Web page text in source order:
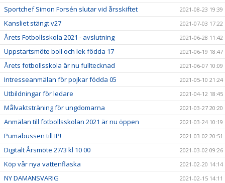
Sportchef Simon Forsén slutar vid årsskiftet 2021-08-23 19:39
Kansliet stängt v27 2021-07-03 17:22
Årets Fotbollsskola 2021 - avslutning 2021-06-28 11:42
Uppstartsmöte boll och lek födda 17 2021-06-19 18:47
Årets fotbollsskola är nu fulltecknad 2021-06-07 10:09
Intresseanmälan för pojkar födda 05 2021-05-10 21:24
Utbildningar för ledare 2021-04-12 18:45
Målvaktsträning för ungdomarna 2021-03-27 20:20
Anmälan till fotbollsskolan 2021 är nu öppen 2021-03-24 10:19
Pumabussen till IP! 2021-03-02 20:51
Digitalt Årsmöte 27/3 kl 10 00 2021-03-02 09:26
Köp vår nya vattenflaska 2021-02-20 14:14
NY DAMANSVARIG 2021-02-15 14:11